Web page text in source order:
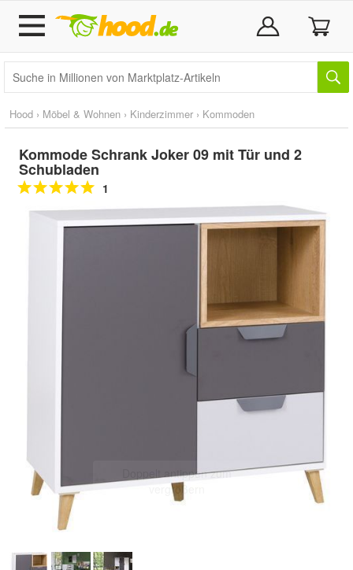
Hood › Möbel & Wohnen › Kinderzimmer › Kommoden
Kommode Schrank Joker 09 mit Tür und 2
Schubladen
1
Doppelt antippen zum
vergrößern